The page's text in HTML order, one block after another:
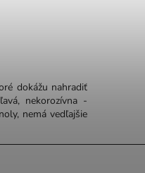
dokážu nahradiť
nekorozívna -
nemá vedľajšie